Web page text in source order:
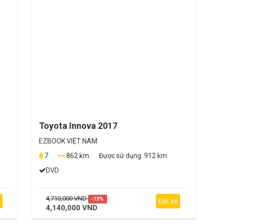
Toyota Innova 2017
EZBOOK VIỆT NAM
7
862 km Được sử dụng: 912 km
DVD
4,710,000 VND -13%
4,140,000 VND
Đặt xe